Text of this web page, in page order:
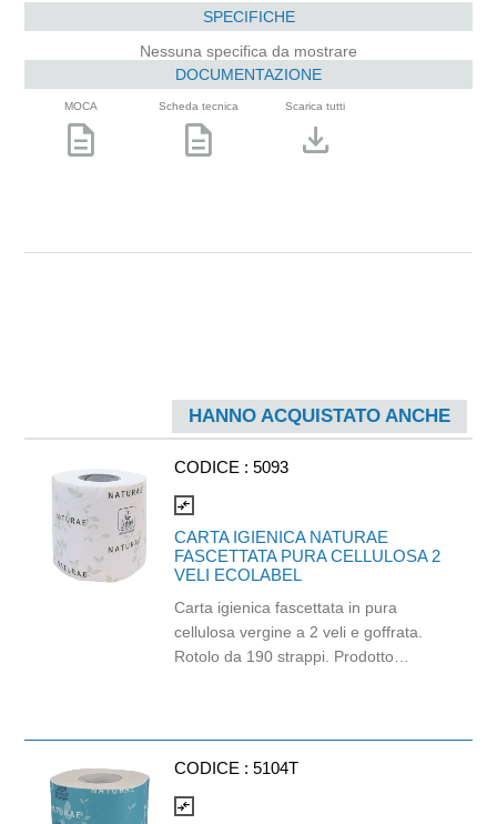
SPECIFICHE
Nessuna specifica da mostrare
DOCUMENTAZIONE
MOCA
description
Scheda tecnica
description
Scarica tutti
download
HANNO ACQUISTATO ANCHE
CODICE : 5093
compare_arrows
CARTA IGIENICA NATURAE
FASCETTATA PURA CELLULOSA 2
VELI ECOLABEL
Carta igienica fascettata in pura
cellulosa vergine a 2 veli e goffrata.
Rotolo da 190 strappi. Prodotto
CODICE : 5104T
compare_arrows